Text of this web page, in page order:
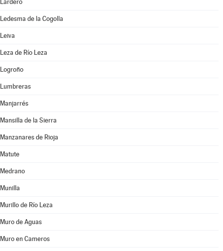
Lardero
Ledesma de la Cogolla
Leiva
Leza de Río Leza
Logroño
Lumbreras
Manjarrés
Mansilla de la Sierra
Manzanares de Rioja
Matute
Medrano
Munilla
Murillo de Río Leza
Muro de Aguas
Muro en Cameros